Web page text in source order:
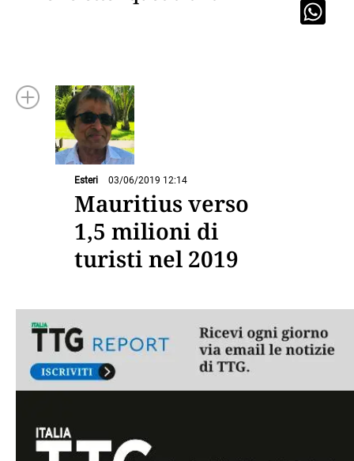
Esteri 03/06/2019 12:14
Mauritius verso
1,5 milioni di
turisti nel 2019